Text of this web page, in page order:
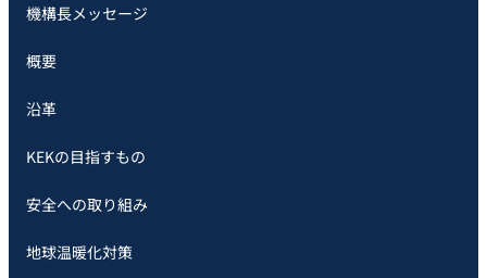
機構長メッセージ
概要
沿革
KEKの目指すもの
安全への取り組み
地球温暖化対策